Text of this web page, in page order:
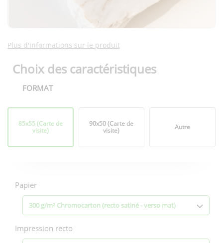
Plus d'informations sur le produit
Choix des caractéristiques
Format
FORMAT
85x55 (Carte de
visite)
90x50 (Carte de
visite)
Autre
d'impression
Papier
300 g/m² Chromocarton (recto satiné - verso mat)
Impression recto